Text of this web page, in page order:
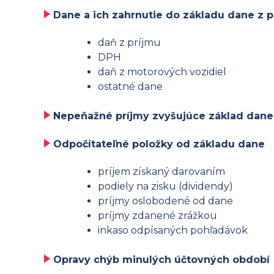
Dane a ich zahrnutie do základu dane z
daň z príjmu
DPH
daň z motorových vozidiel
ostatné dane
Nepeňažné príjmy zvyšujúce základ dane
Odpočítateľné položky od základu dane
príjem získaný darovaním
podiely na zisku (dividendy)
príjmy oslobodené od dane
príjmy zdanené zrážkou
inkaso odpísaných pohľadávok
Opravy chýb minulých účtovných období